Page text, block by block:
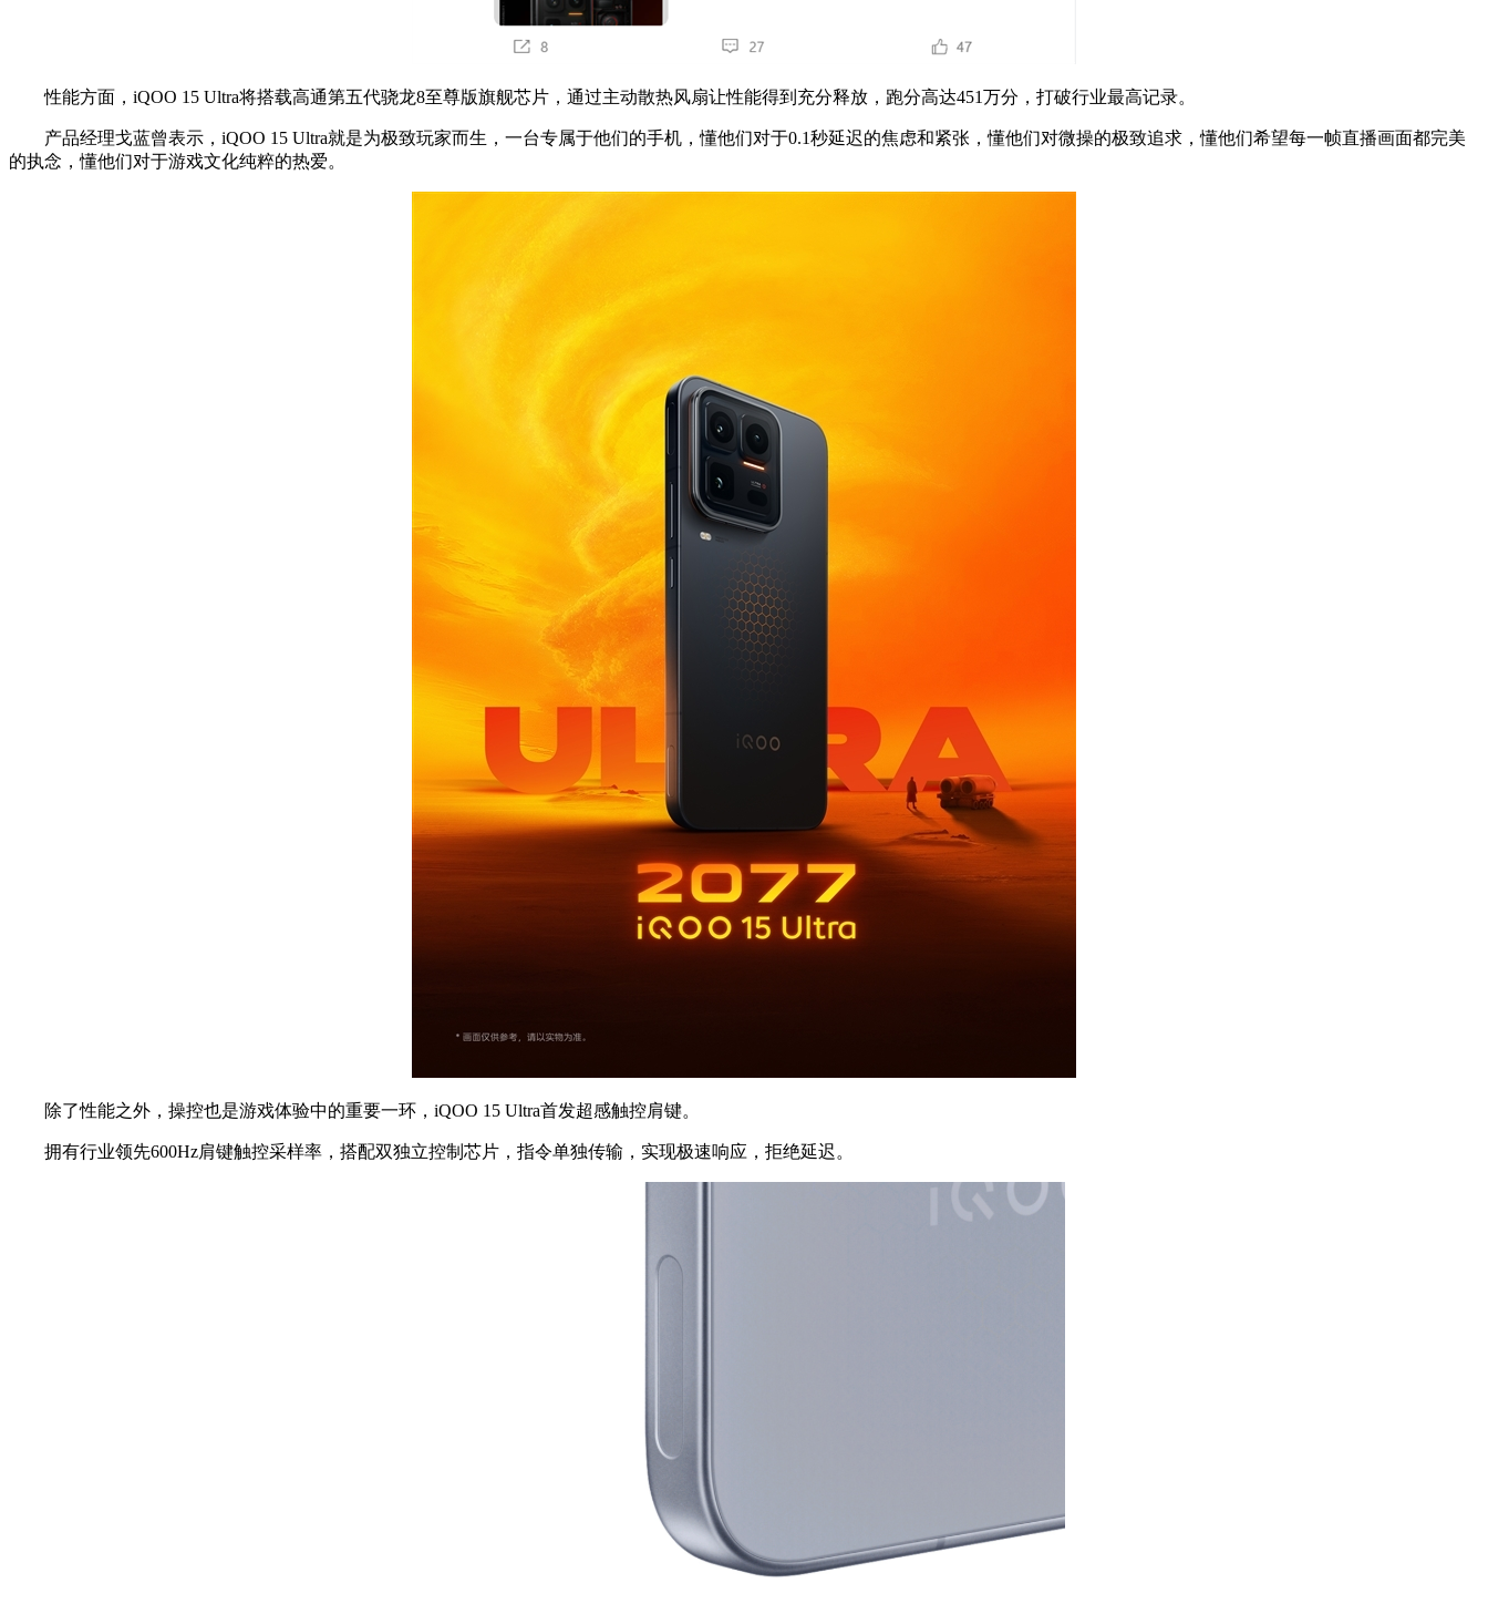
性能方面，iQOO 15 Ultra将搭载高通第五代骁龙8至尊版旗舰芯片，通过主动散热风扇让性能得到充分释放，跑分高达451万分，打破行业最高记录。
产品经理戈蓝曾表示，iQOO 15 Ultra就是为极致玩家而生，一台专属于他们的手机，懂他们对于0.1秒延迟的焦虑和紧张，懂他们对微操的极致追求，懂他们希望每一帧直播画面都完美
的执念，懂他们对于游戏文化纯粹的热爱。
除了性能之外，操控也是游戏体验中的重要一环，iQOO 15 Ultra首发超感触控肩键。
拥有行业领先600Hz肩键触控采样率，搭配双独立控制芯片，指令单独传输，实现极速响应，拒绝延迟。